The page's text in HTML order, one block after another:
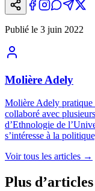
Publié le 3 juin 2022
Molière Adely
Molière Adely pratique
collaboré avec
d’Ethnologie de
s’intéresse à la
Voir tous les articles →
Plus d’articles